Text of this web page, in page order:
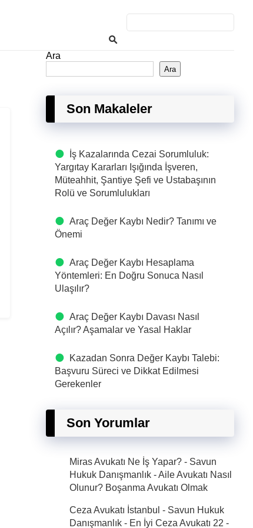
Ara
Ara
Son Makaleler
İş Kazalarında Cezai Sorumluluk:
Yargıtay Kararları Işığında İşveren,
Müteahhit, Şantiye Şefi ve Ustabaşının
Rolü ve Sorumlulukları
Araç Değer Kaybı Nedir? Tanımı ve
Önemi
Araç Değer Kaybı Hesaplama
Yöntemleri: En Doğru Sonuca Nasıl
Ulaşılır?
Araç Değer Kaybı Davası Nasıl
Açılır? Aşamalar ve Yasal Haklar
Kazadan Sonra Değer Kaybı Talebi:
Başvuru Süreci ve Dikkat Edilmesi
Gerekenler
Son Yorumlar
Miras Avukatı Ne İş Yapar? - Savun
Hukuk Danışmanlık -Aile Avukatı Nasıl
Olunur? Boşanma Avukatı Olmak
Ceza Avukatı İstanbul - Savun Hukuk
Danışmanlık - En İyi Ceza Avukatı 22 -